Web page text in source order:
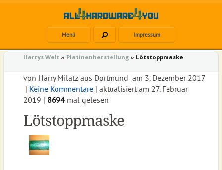
Menü Impressum
Harrys Welt » Platinenherstellung» Lötstoppmaske
von Harry Milatzaus Dortmund am 3. Dezember 2017
| Keine Kommentare| aktualisiert am 27. Februar
2019 | 8694mal gelesen
Lötstoppmaske